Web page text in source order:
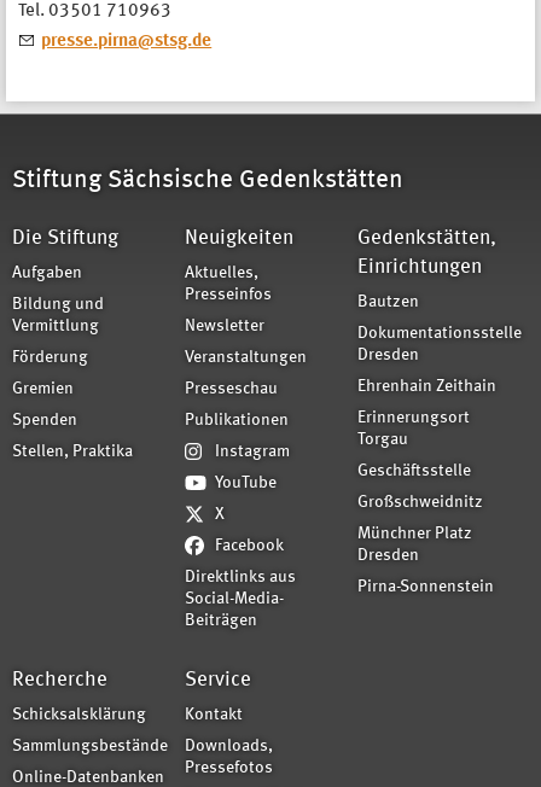
Tel. 03501 710963
presse.pirna@stsg.de
Stiftung Sächsische Gedenkstätten
Die Stiftung
Aufgaben
Bildung und
Vermittlung
Förderung
Gremien
Spenden
Stellen, Praktika
Neuigkeiten
Aktuelles,
Presseinfos
Newsletter
Veranstaltungen
Presseschau
Publikationen
Instagram
YouTube
X
Facebook
Direktlinks aus
Social-Media-
Beiträgen
Gedenkstätten,
Einrichtungen
Bautzen
Dokumentationsstelle
Dresden
Ehrenhain Zeithain
Erinnerungsort
Torgau
Geschäftsstelle
Großschweidnitz
Münchner Platz
Dresden
Pirna-Sonnenstein
Recherche
Schicksalsklärung
Sammlungsbestände
Online-Datenbanken
Service
Kontakt
Downloads,
Pressefotos